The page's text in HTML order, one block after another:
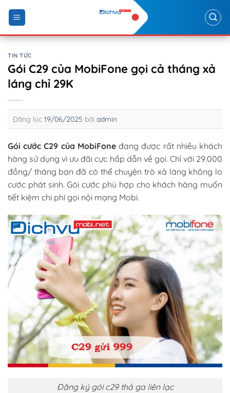
content
TIN TỨC
Gói C29 của MobiFone gọi cả tháng xả
láng chỉ 29K
Đăng lúc 19/06/2025 bởi admin
Gói cước C29 của MobiFoneđang được rất nhiều khách
hàng sử dụng vì ưu đãi cực hấp dẫn về gọi. Chỉ với 29.000
đồng/ tháng bạn đã có thể chuyện trò xả láng không lo
cước phát sinh. Gói cước phù hợp cho khách hàng muốn
tiết kiệm chi phí gọi nội mạng Mobi.
Đăng ký gói c29 thả ga liên lạc